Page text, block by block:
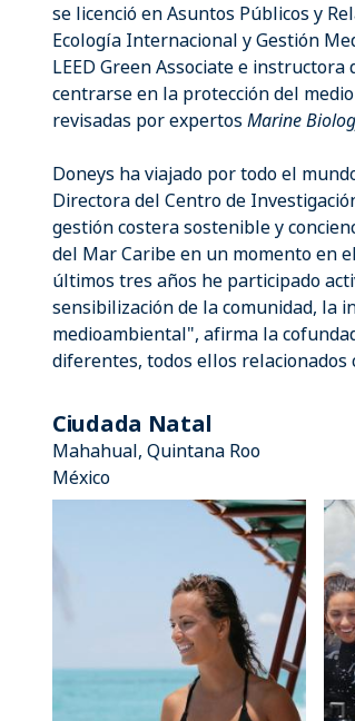
se licenció en Asuntos Públicos y
Ecología Internacional y Gestión
LEED Green Associate e
centrarse en la protección del
revisadas por expertos Marine
Doneys ha viajado por todo el
Directora del Centro de
gestión costera sostenible y
del Mar Caribe en un momento en
últimos tres años he participado
sensibilización de la comunidad, la
medioambiental", afirma la
diferentes, todos ellos relacionados
Ciudada Natal
Mahahual, Quintana Roo
México